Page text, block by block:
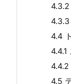
4.4
4.4.1
4.5